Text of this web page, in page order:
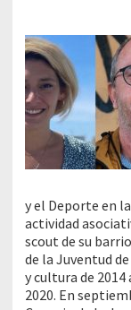
y el Deporte en
actividad
scout de su
de la Juventud
y cultura de 2014
2020. En